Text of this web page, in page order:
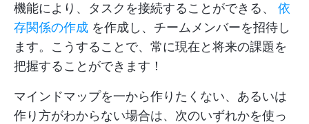
機能により、タスクを接続することができる、 依
存関係の作成 を作成し、チームメンバーを招待し
ます。こうすることで、常に現在と将来の課題を
把握することができます！
マインドマップを一から作りたくない、あるいは
作り方がわからない場合は、次のいずれかを使っ